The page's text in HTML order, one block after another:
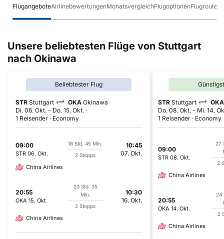
FlugangeboteAirlinebewertungenMonatsvergleichFlugoptionenFlugrouten
Unsere beliebtesten Flüge von Stuttgart
nach Okinawa
Beliebtester Flug
STR Stuttgart OKA Okinawa
Di. 06. Okt. - Do. 15. Okt.
1 Reisender
Economy
09:00
STR 06. Okt.
18 Std. 45 Min.
2 Stopps
10:45
07. Okt.
China Airlines
20:55
OKA 15. Okt.
20 Std. 35
Min.
2 Stopps
10:30
16. Okt.
China Airlines
STR Stuttgart
OKA
Do. 08. Okt. - Mi. 14.
1 Reisender
Economy
09:00
STR 08. Okt.
27
2
China Airlines
20:55
OKA 14. Okt.
24
2
China Airlines